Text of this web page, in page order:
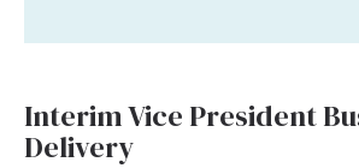
Interim Vice President
Delivery